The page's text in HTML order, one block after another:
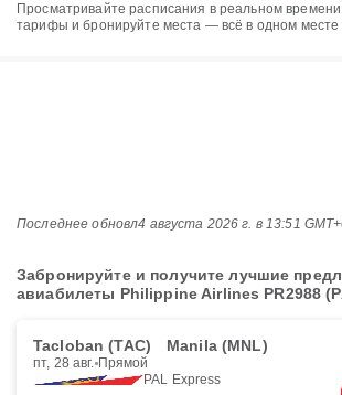
Просматривайте расписания в реальном
тарифы и бронируйте места — всё в одном месте
Последнее обновл4 августа 2026 г. в 13:51
Забронируйте и получите лучшие
авиабилеты Philippine Airlines PR2988
Tacloban (TAC) Manila (MNL)
пт, 28 авг. Прямой
PAL Express